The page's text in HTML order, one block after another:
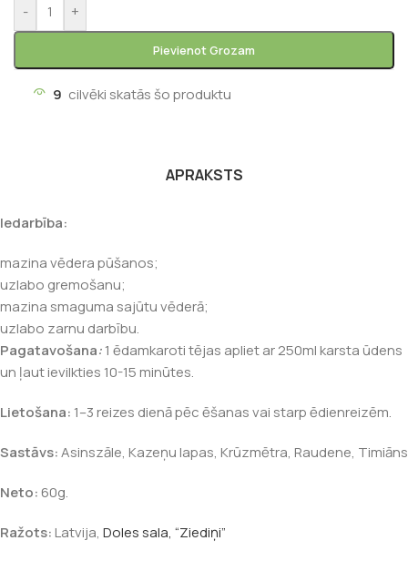
- +
Pievienot Grozam
9 cilvēki skatās šo produktu
APRAKSTS
Iedarbība:
mazina vēdera pūšanos;
uzlabo gremošanu;
mazina smaguma sajūtu vēderā;
uzlabo zarnu darbību.
Pagatavošana:1 ēdamkaroti tējas apliet ar 250ml karsta ūdens
un ļaut ievilkties 10-15 minūtes.
Lietošana: 1–3 reizes dienā pēc ēšanas vai starp ēdienreizēm.
Sastāvs:Asinszāle, Kazeņu lapas, Krūzmētra, Raudene, Timiāns
Neto:60g.
Ražots:Latvija, Doles sala, “Ziediņi”